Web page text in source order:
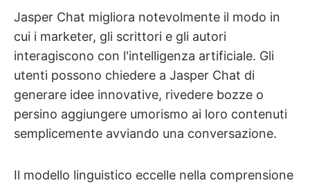
Jasper Chat migliora notevolmente il modo in
cui i marketer, gli scrittori e gli autori
interagiscono con l'intelligenza artificiale. Gli
utenti possono chiedere a Jasper Chat di
generare idee innovative, rivedere bozze o
persino aggiungere umorismo ai loro contenuti
semplicemente avviando una conversazione.
Il modello linguistico eccelle nella comprensione